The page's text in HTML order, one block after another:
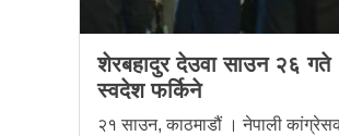
शेरबहादुर देउवा साउन २६ गते
स्वदेश फर्किने
२१ साउन, काठमाडौं । नेपाली